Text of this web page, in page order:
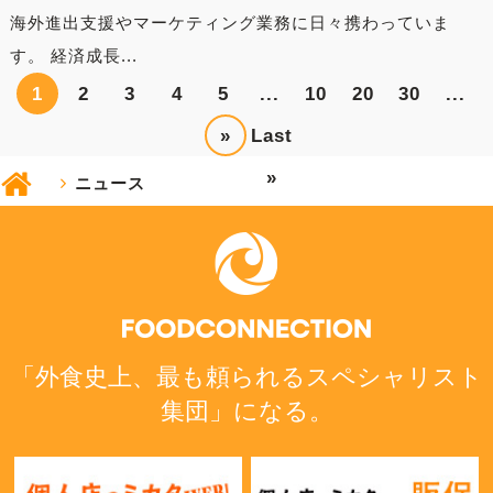
海外進出支援やマーケティング業務に日々携わっていま
す。 経済成長...
1 2 3 4 5 ... 10 20 30 ...
» Last
»
ニュース
「外食史上、最も頼られるスペシャリスト
集団」になる。